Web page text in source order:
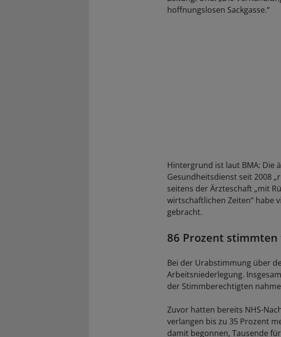
hoffnungslosen Sackgasse.“
Hintergrund ist laut BMA: Die
Gesundheitsdienst seit 2008
seitens der Ärzteschaft „mit
wirtschaftlichen Zeiten“ habe
gebracht.
86 Prozent
Bei der Urabstimmung über
Arbeitsniederlegung.
der Stimmberechtigten
Zuvor hatten bereits NHS-
verlangen bis zu 35 Prozent
damit begonnen, Tausende